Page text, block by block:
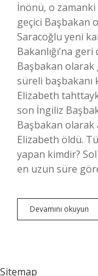
İnönü, o zamanki
geçici Başbakan
Saracoğlu yeni
Bakanlığı’na
Başbakan olarak
süreli başbakanı
Elizabeth
son İngiliz
Başbakan olarak
Elizabeth öldü.
yapan kimdir?
en uzun süre
Devamını okuyun
Sitemap